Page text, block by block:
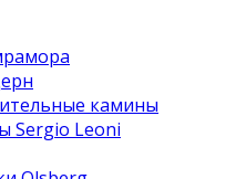
камины
Sergio Leoni